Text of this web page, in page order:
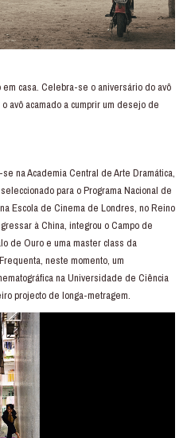
casa. Celebra-se o aniversário do avô
avô acamado a cumprir um desejo de
na Academia Central de Arte Dramática,
para o Programa Nacional de
Escola de Cinema de Londres, no Reino
à China, integrou o Campo de
de Ouro e uma master class da
neste momento, um
na Universidade de Ciência
projecto de longa-metragem.